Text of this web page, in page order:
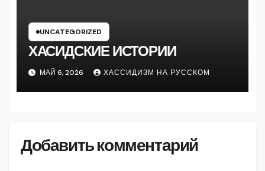
UNCATEGORIZED
ХАСИДСКИЕ ИСТОРИИ
МАЙ 6, 2026 ХАССИДИЗМ НА РУССКОМ
Добавить комментарий